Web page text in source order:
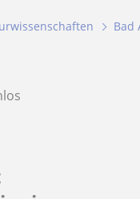
Bad